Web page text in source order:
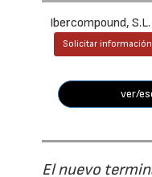
Ibercompound, S.L.
Solicitar información
ver/
El nuevo